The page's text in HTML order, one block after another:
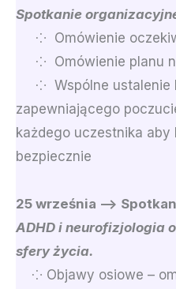
Spotkanie
⁘ Omówienie
⁘ Omówienie planu
⁘ Wspólne ustalenie
zapewniającego
każdego uczestnika aby
bezpiecznie
25 września –>
ADHD i neurofizjologia
sfery życia.
⁘ Objawy osiowe –